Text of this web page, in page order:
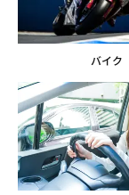
バイク